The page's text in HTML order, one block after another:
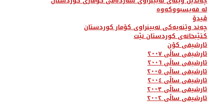
لە فەیسبووکەوە
ڤیدۆ
چەند وێنەیەکی نەبینراوی کۆمار کوردستان
کتێبخانەی کوردستان نێت
ئارشیفی کۆن
ئارشیفی ساڵی ٢٠٠٧
ئارشیفی ساڵی ٢٠٠٦
ئارشیفی ساڵی ٢٠٠٥
ئارشیفی ساڵی ٢٠٠٤
ئارشیفی ساڵی ٢٠٠٣
ئارشیفی ساڵی ٢٠٠٢